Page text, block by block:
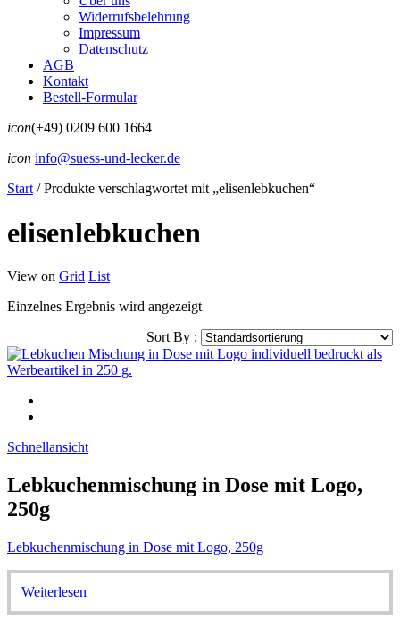
Widerrufsbelehrung
Impressum
Datenschutz
AGB
Kontakt
Bestell-Formular
icon(+49) 0209 600 1664
icon info@suess-und-lecker.de
Start /Produkte verschlagwortet mit „elisenlebkuchen“
elisenlebkuchen
View on Grid List
Einzelnes Ergebnis wird angezeigt
Sort By :
Schnellansicht
Lebkuchenmischung in Dose mit Logo,
250g
Lebkuchenmischung in Dose mit Logo, 250g
Weiterlesen